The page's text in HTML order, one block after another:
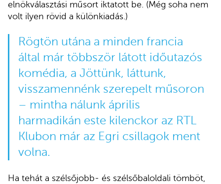
elnökválasztási műsort iktatott be. (Még soha nem
volt ilyen rövid a különkiadás.)
Rögtön utána a minden francia
által már többször látott időutazós
komédia, a Jöttünk, láttunk,
visszamennénk szerepelt műsoron
– mintha nálunk április
harmadikán este kilenckor az RTL
Klubon már az Egri csillagok ment
volna.
Ha tehát a szélsőjobb- és szélsőbaloldali tömböt,